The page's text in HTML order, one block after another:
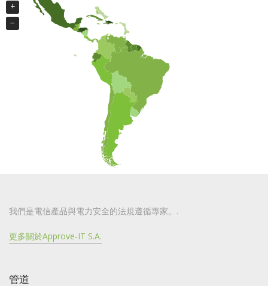
+
−
+
−
我們是電信產品與電力安全的法規遵循專家。.
更多關於Approve-IT S.A.
管道